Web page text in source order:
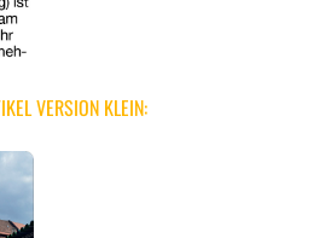
VERSION KLEIN: